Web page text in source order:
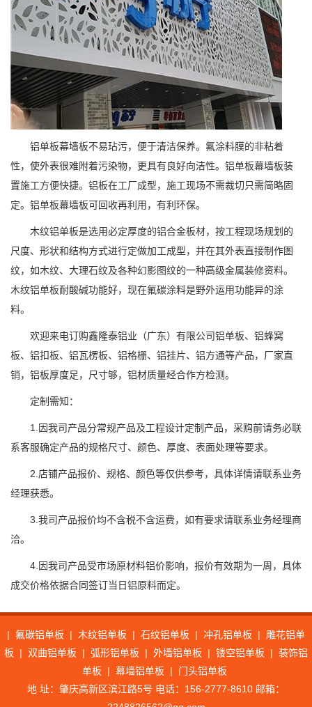
铝单板幕墙板不易玷污，便于清洁保养。氟涂料膜的非粘着
性，使外表很难附着污染物，更具有良好向洁性。铝单板幕墙板装
置施工方便快捷。铝板在工厂成型，施工现场不需裁切只需简略固
定。铝单板幕墙板可回收再利用，有利环保。
木纹铝单板是选用必定厚度的铝合金板材，按工程现场规划的
尺度、形状和结构方式进行定做加工成型，并在其外表直接制作图
纹，如木纹、大理石纹及各种幻影图纹的一种高级金属装修资料。
木纹铝单板耐酸碱功能好，现在氟碳涂料是野外运用功能异的涂
料。
欢迎来电订购鑫隆泰铝业（广东）有限公司铝单板、铝蜂窝
板、铝扣板、铝瓦楞板、铝格栅、铝挂片、铝方通等产品，厂家直
销，铝板厚度足，尺寸够，铝材质量经合作方检测。
定制需知：
1.因我司产品分常规产品及工程设计定制产品，采购前请务必联
系客服确定产品的规格尺寸、颜色、厚度、表面处理等要求。
2.店铺产品报价、规格、颜色等仅供参考，具体详情请联系业务
经理获悉。
3.我司产品报价均不含税不含运费，如有要求请联系业务经理商
洽。
4.因我司产品受市场原材料铝价影响，报价有效期为一周，具体
成交价格依据合同签订当日铝原料而定。
| 氟碳铝单板 | 木纹铝单板 | 石纹铝单板 | 冲孔铝单板 |
雕花铝单
板
| 双曲铝单板 | 弧形铝单板 | 外墙铝单板 | 镂空铝单板 | 装饰铝
单板
| 幕墙铝单板 |
门头铝单板
地 址：肇庆高新区滨江路5号 电话：156-2777-8610 邮箱：